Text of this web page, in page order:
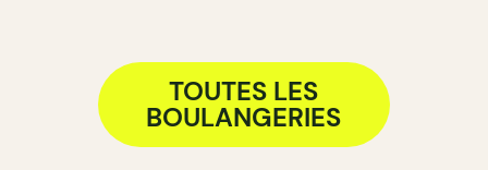
TOUTES LES
BOULANGERIES